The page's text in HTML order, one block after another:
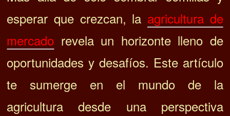
esperar que crezcan, la agricultura de
mercado revela un horizonte lleno de
oportunidades y desafíos. Este artículo
te sumerge en el mundo de la
agricultura desde una perspectiva